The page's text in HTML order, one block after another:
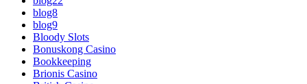
blog8
blog9
Bloody Slots
Bonuskong Casino
Bookkeeping
Brionis Casino